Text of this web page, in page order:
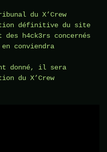
du X’Crew
définitive du site
h4ck3rs concernés
conviendra
donné, il sera
du X’Crew